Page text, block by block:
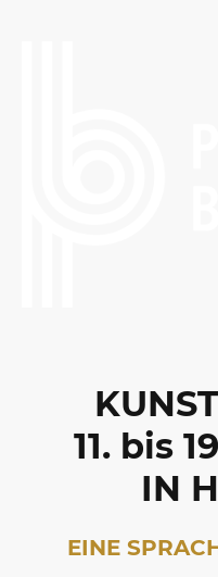
11. bis
IN
EINE